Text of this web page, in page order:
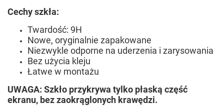
Cechy szkła:
Twardość: 9H
Nowe, oryginalnie zapakowane
Niezwykle odporne na uderzenia i zarysowania
Bez użycia kleju
Łatwe w montażu
UWAGA: Szkło przykrywa tylko płaską część
ekranu, bez zaokrąglonych krawędzi.